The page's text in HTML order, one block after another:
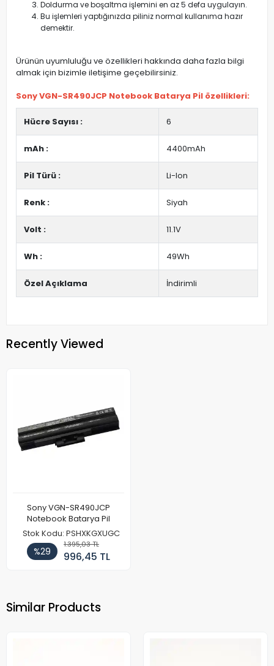
Doldurma ve boşaltma işlemini en az 5 defa uygulayın.
Bu işlemleri yaptığınızda piliniz normal kullanıma hazır
demektir.
Ürünün uyumluluğu ve özellikleri hakkında daha fazla bilgi
almak için bizimle iletişime geçebilirsiniz.
Sony VGN-SR490JCP Notebook Batarya Pil özellikleri:
Hücre Sayısı : 6
mAh : 4400mAh
Pil Türü : Li-Ion
Renk : Siyah
Volt : 11.1V
Wh : 49Wh
Özel Açıklama İndirimli
Recently Viewed
Sony VGN-SR490JCP
Notebook Batarya Pil
Stok Kodu: PSHXKGXUGC
%29
1.395,03 TL
996,45 TL
Similar Products